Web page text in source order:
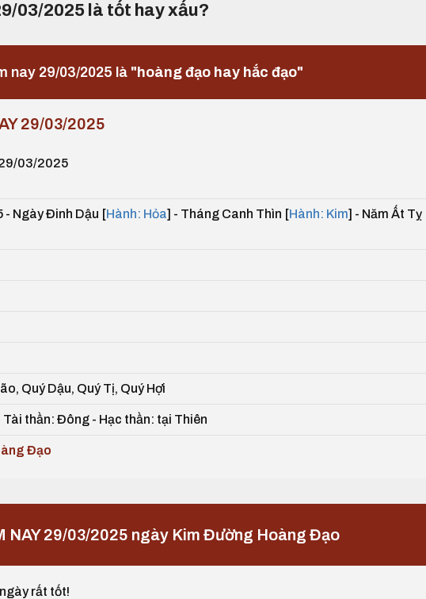
03/2025 là tốt hay xấu?
nay 29/03/2025 là "hoàng đạo hay hắc đạo"
29/03/2025
03/2025
- Ngày Đinh Dậu [Hành: Hỏa] - Tháng Canh Thìn [Hành: Kim] - Năm Ất Tỵ
Quý Dậu, Quý Tị, Quý Hợi
Tài thần: Đông - Hạc thần: tại Thiên
Đạo
NAY 29/03/2025 ngày Kim Đường Hoàng Đạo
rất tốt!